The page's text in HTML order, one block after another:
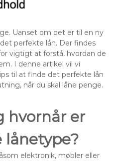
Uanset om det er til en ny
perfekte lån. Der findes
vigtigt at forstå, hvordan de
I denne artikel vil vi
til at finde det perfekte lån
når du skal låne penge.
hvornår er
lånetype?
elektronik, møbler eller